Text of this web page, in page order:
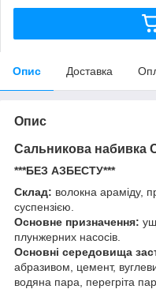
Опис Доставка
Опис
Сальникова набивка
***БЕЗ АЗБЕСТУ***
Склад: волокна араміду,
суспензією.
Основне призначення:
плунжерних насосів.
Основні середовища
абразивом, цемент,
водяна пара, перегріта